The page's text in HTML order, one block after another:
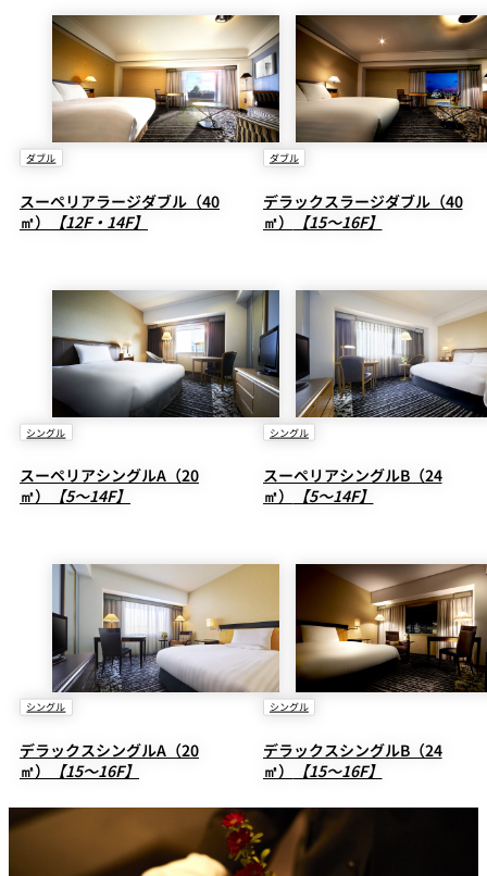
ダブル
スーペリアラージダブル（40
㎡）
【12F・14F】
ダブル
デラックスラージダブル（40
㎡）
【15～16F】
シングル
スーペリアシングルA（20
㎡）
【5～14F】
シングル
スーペリアシングルB（24
㎡）
【5～14F】
シングル
デラックスシングルA（20
㎡）
【15～16F】
シングル
デラックスシングルB（24
㎡）
【15～16F】